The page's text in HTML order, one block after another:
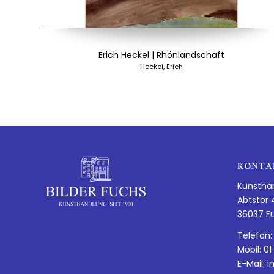
Erich Heckel | Rhönlandschaft
Heckel, Erich
Abtstor
36037
Mobil:
E-Mail: